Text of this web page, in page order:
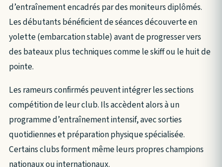
d’entraînement encadrés par des moniteurs diplômés.
Les débutants bénéficient de séances découverte en
yolette (embarcation stable) avant de progresser vers
des bateaux plus techniques comme le skiff ou le huit de
pointe.
Les rameurs confirmés peuvent intégrer les sections
compétition de leur club. Ils accèdent alors à un
programme d’entraînement intensif, avec sorties
quotidiennes et préparation physique spécialisée.
Certains clubs forment même leurs propres champions
nationaux ou internationaux.